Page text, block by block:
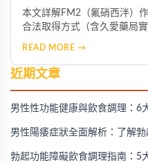
本文詳解FM2（氟硝西泮）
合法取得方式（含久愛藥局
READ MORE →
近期文章
男性性功能健康與飲食調理：6
男性陽痿症狀全面解析：了解
勃起功能障礙飲食調理指南：5